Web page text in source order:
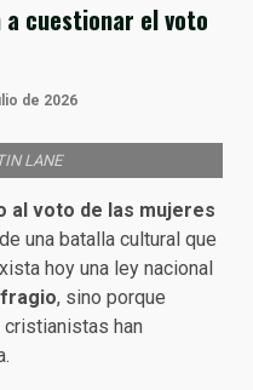
a cuestionar el voto
de 2026
LANE
al voto de las mujeres
una batalla cultural que
hoy una ley nacional
, sino porque
han